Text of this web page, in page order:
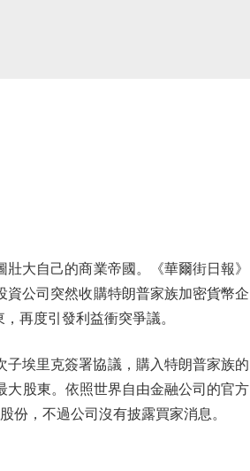
大自己的商業帝國。《華爾街日報》
公司突然收購特朗普家族加密貨幣企
再度引發利益衝突爭議。
埃里克簽署協議，購入特朗普家族的
大股東。依照世界自由金融公司的官方
份，不過公司沒有披露買家消息。